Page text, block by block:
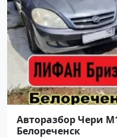
Авторазбор Чери
Белореченск